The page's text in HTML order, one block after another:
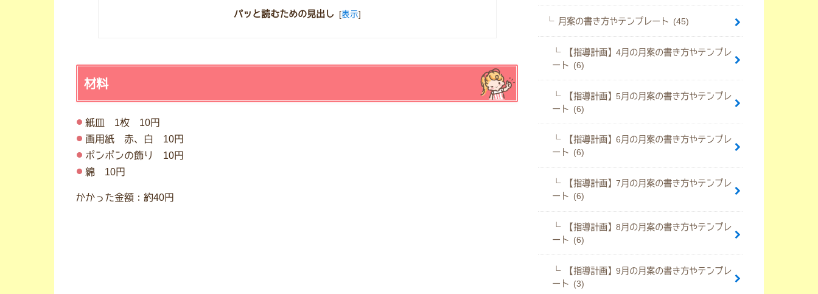
パッと読むための見出し [表示]
材料
紙皿 1枚 10円
画用紙 赤、白 10円
ポンポンの飾り 10円
綿 10円
かかった金額：約40円
月案の書き方やテンプレート (45)
【指導計画】4月の月案の書き方やテンプレ
ート (6)
【指導計画】5月の月案の書き方やテンプレ
ート (6)
【指導計画】6月の月案の書き方やテンプレ
ート (6)
【指導計画】7月の月案の書き方やテンプレ
ート (6)
【指導計画】8月の月案の書き方やテンプレ
ート (6)
【指導計画】9月の月案の書き方やテンプレ
ート (3)